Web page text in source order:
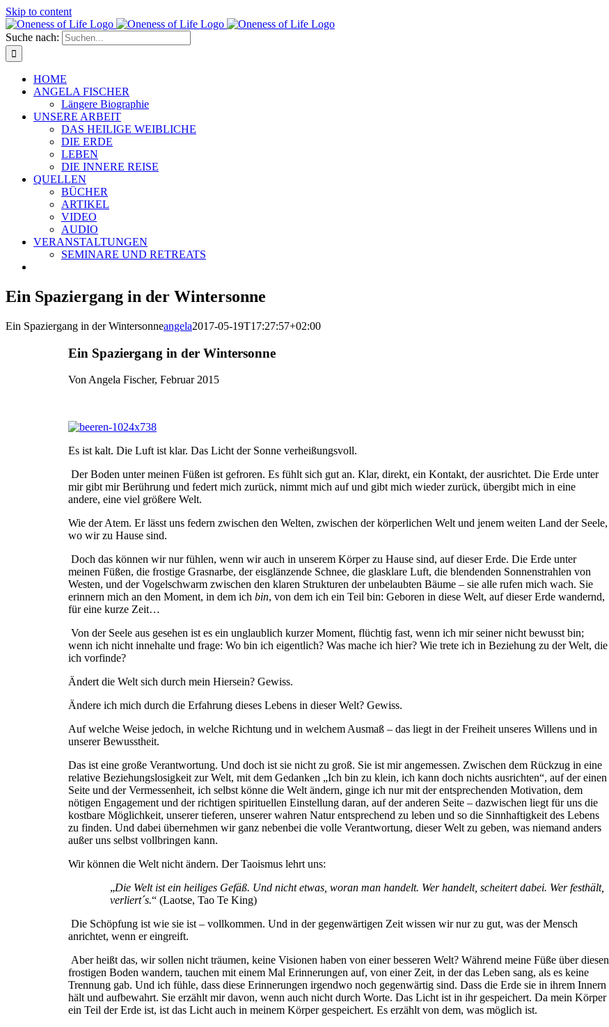
Skip to content
Suche nach:
HOME
ANGELA FISCHER
Längere Biographie
UNSERE ARBEIT
DAS HEILIGE WEIBLICHE
DIE ERDE
LEBEN
DIE INNERE REISE
QUELLEN
BÜCHER
ARTIKEL
VIDEO
AUDIO
VERANSTALTUNGEN
SEMINARE UND RETREATS
Ein Spaziergang in der Wintersonne
Ein Spaziergang in der Wintersonneangela2017-05-19T17:27:57+02:00
Ein Spaziergang in der Wintersonne
Von Angela Fischer, Februar 2015
Es ist kalt. Die Luft ist klar. Das Licht der Sonne verheißungsvoll.
Der Boden unter meinen Füßen ist gefroren. Es fühlt sich gut an. Klar, direkt, ein Kontakt, der ausrichtet. Die Erde unter
mir gibt mir Berührung und federt mich zurück, nimmt mich auf und gibt mich wieder zurück, übergibt mich in eine
andere, eine viel größere Welt.
Wie der Atem. Er lässt uns federn zwischen den Welten, zwischen der körperlichen Welt und jenem weiten Land der Seele,
wo wir zu Hause sind.
Doch das können wir nur fühlen, wenn wir auch in unserem Körper zu Hause sind, auf dieser Erde. Die Erde unter
meinen Füßen, die frostige Grasnarbe, der eisglänzende Schnee, die glasklare Luft, die blendenden Sonnenstrahlen von
Westen, und der Vogelschwarm zwischen den klaren Strukturen der unbelaubten Bäume – sie alle rufen mich wach. Sie
erinnern mich an den Moment, in dem ich bin, von dem ich ein Teil bin: Geboren in diese Welt, auf dieser Erde wandernd,
für eine kurze Zeit…
Von der Seele aus gesehen ist es ein unglaublich kurzer Moment, flüchtig fast, wenn ich mir seiner nicht bewusst bin;
wenn ich nicht innehalte und frage: Wo bin ich eigentlich? Was mache ich hier? Wie trete ich in Beziehung zu der Welt, die
ich vorfinde?
Ändert die Welt sich durch mein Hiersein? Gewiss.
Ändere ich mich durch die Erfahrung dieses Lebens in dieser Welt? Gewiss.
Auf welche Weise jedoch, in welche Richtung und in welchem Ausmaß – das liegt in der Freiheit unseres Willens und in
unserer Bewusstheit.
Das ist eine große Verantwortung. Und doch ist sie nicht zu groß. Sie ist mir angemessen. Zwischen dem Rückzug in eine
relative Beziehungslosigkeit zur Welt, mit dem Gedanken „Ich bin zu klein, ich kann doch nichts ausrichten“, auf der einen
Seite und der Vermessenheit, ich selbst könne die Welt ändern, ginge ich nur mit der entsprechenden Motivation, dem
nötigen Engagement und der richtigen spirituellen Einstellung daran, auf der anderen Seite – dazwischen liegt für uns die
kostbare Möglichkeit, unserer tieferen, unserer wahren Natur entsprechend zu leben und so die Sinnhaftigkeit des Lebens
zu finden. Und dabei übernehmen wir ganz nebenbei die volle Verantwortung, dieser Welt zu geben, was niemand anders
außer uns selbst vollbringen kann.
Wir können die Welt nicht ändern. Der Taoismus lehrt uns:
„Die Welt ist ein heiliges Gefäß. Und nicht etwas, woran man handelt. Wer handelt, scheitert dabei. Wer festhält,
verliert´s.“ (Laotse, Tao Te King)
Die Schöpfung ist wie sie ist – vollkommen. Und in der gegenwärtigen Zeit wissen wir nur zu gut, was der Mensch
anrichtet, wenn er eingreift.
Aber heißt das, wir sollen nicht träumen, keine Visionen haben von einer besseren Welt? Während meine Füße über diesen
frostigen Boden wandern, tauchen mit einem Mal Erinnerungen auf, von einer Zeit, in der das Leben sang, als es keine
Trennung gab. Und ich fühle, dass diese Erinnerungen irgendwo noch gegenwärtig sind. Dass die Erde sie in ihrem Innern
hält und aufbewahrt. Sie erzählt mir davon, wenn auch nicht durch Worte. Das Licht ist in ihr gespeichert. Da mein Körper
ein Teil der Erde ist, ist das Licht auch in meinem Körper gespeichert. Es erzählt von dem, was möglich ist.